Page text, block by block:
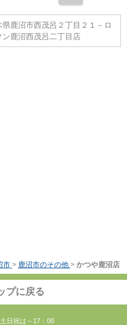
県鹿沼市西茂呂２丁目２１－ロ
ン鹿沼西茂呂二丁目店
市 > 鹿沼市のその他 > かつや鹿沼店
プに戻る
日祝は～17：00